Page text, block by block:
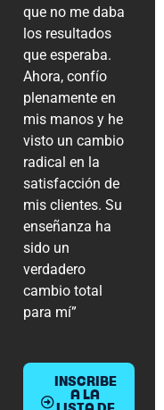
que no me daba
los resultados
que esperaba.
Ahora, confío
plenamente en
mis manos y he
visto un cambio
radical en la
satisfacción de
mis clientes. Su
enseñanza ha
sido un
verdadero
cambio total
para mí”​
INSCRIBE
A LA